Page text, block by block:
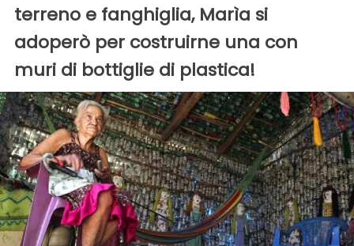
terreno e fanghiglia, Marìa si
adoperò per costruirne una con
muri di bottiglie di plastica!